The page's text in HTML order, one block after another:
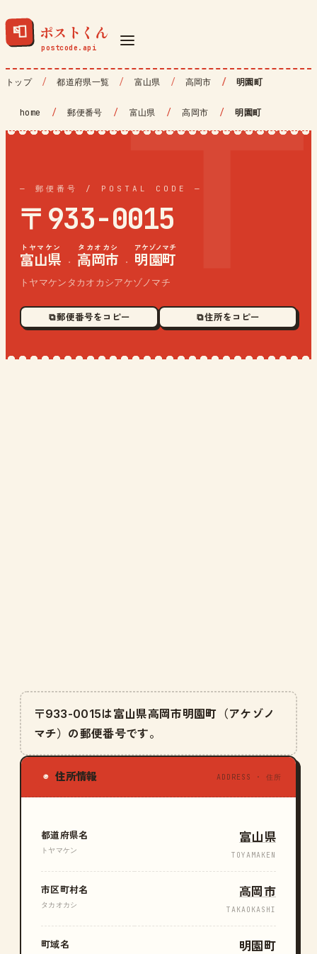
📮 ポストくん
トップ 都道府県一覧 富山県 高岡市 明園町
home / 郵便番号 / 富山県 / 高岡市 / 明園町
— 郵便番号 / POSTAL CODE —
〒933-0015
富山県
トヤマケン
· 高岡市
タカオカシ
· 明園町
アケゾノマチ
トヤマケンタカオカシアケゾノマチ
⧉ 郵便番号をコピー ⧉ 住所をコピー
〒933-0015は富山県高岡市明園町（アケゾノ
マチ）の郵便番号です。
◉ 住所情報 ADDRESS · 住所
都道府県名
トヤマケン
富山県
TOYAMAKEN
市区町村名
タカオカシ
高岡市
TAKAOKASHI
町域名 明園町